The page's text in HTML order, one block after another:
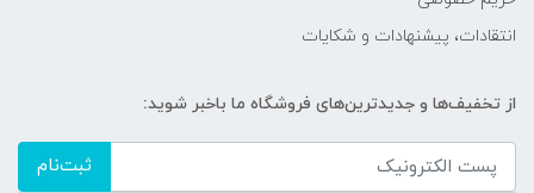
انتقادات، پیشنهادات و شکایات
از تخفیف‌ها و جدیدترین‌های فروشگاه ما باخبر شوید:
ثبت‌نام